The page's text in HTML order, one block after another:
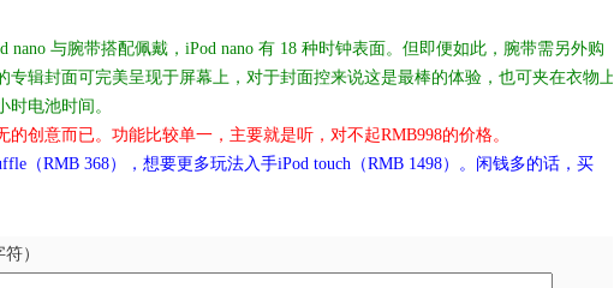
与腕带搭配佩戴，iPod nano 有 18 种时钟表面。但即便如此，腕带需另外购
专辑封面可完美呈现于屏幕上，对于封面控来说这是最棒的体验，也可夹在衣物上
电池时间。
创意而已。功能比较单一，主要就是听，对不起RMB998的价格。
（RMB 368），想要更多玩法入手iPod touch（RMB 1498）。闲钱多的话，买
）